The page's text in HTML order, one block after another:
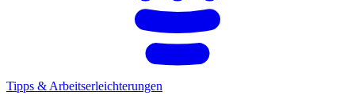
Tipps & Arbeitserleichterungen